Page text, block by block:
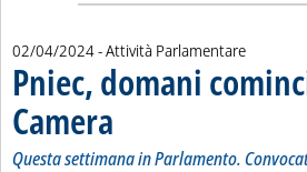
02/04/2024- Attività Parlamentare
Pniec, domani
Camera
Questa settimana in Parlamento.